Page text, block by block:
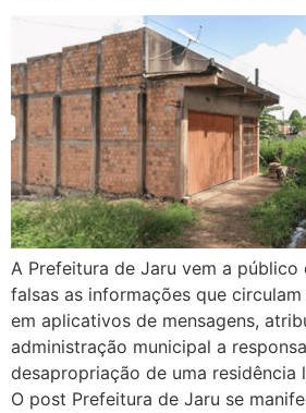
A Prefeitura de Jaru vem a público
falsas as informações que
em aplicativos de mensagens,
administração municipal a
desapropriação de uma residência
O post Prefeitura de Jaru se